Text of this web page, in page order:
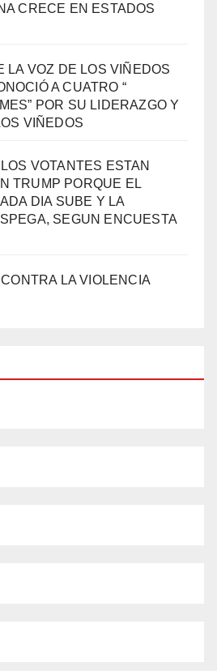
CRECE EN ESTADOS
LA VOZ DE LOS VIÑEDOS
A CUATRO “
POR SU LIDERAZGO Y
VIÑEDOS
VOTANTES ESTAN
TRUMP PORQUE EL
DIA SUBE Y LA
SEGUN ENCUESTA
LA VIOLENCIA